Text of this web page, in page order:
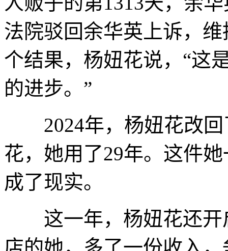
法院驳回余华英上诉，
个结果，杨妞花说，“这
的进步。”
2024年，杨妞花改回
花，她用了29年。这件
成了现实。
这一年，杨妞花还开